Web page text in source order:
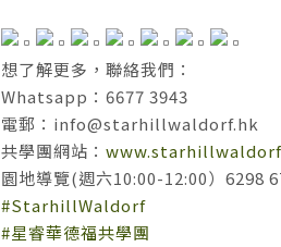
想了解更多，聯絡我們：
Whatsapp：6677 3943
電郵： info@starhillwaldorf.hk
共學團網站：
園地導覽(週六10:00-12:00）6298
#StarhillWaldorf
#星睿華德福共學團